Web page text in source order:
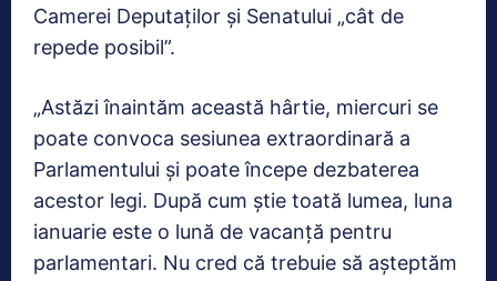
Camerei Deputaţilor şi Senatului „cât de
repede posibil”.
„Astăzi înaintăm această hârtie, miercuri se
poate convoca sesiunea extraordinară a
Parlamentului şi poate începe dezbaterea
acestor legi. După cum ştie toată lumea, luna
ianuarie este o lună de vacanţă pentru
parlamentari. Nu cred că trebuie să aşteptăm